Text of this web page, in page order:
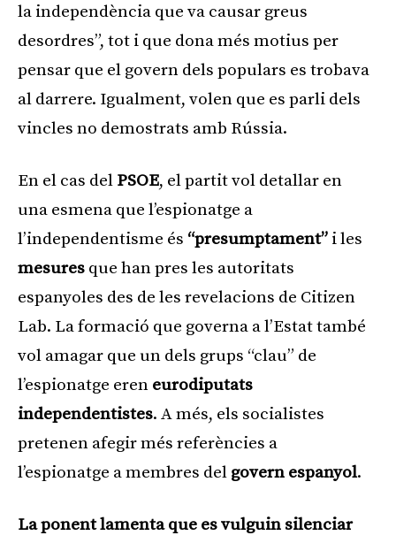
la independència que va causar greus
desordres”, tot i que dona més motius per
pensar que el govern dels populars es trobava
al darrere. Igualment, volen que es parli dels
vincles no demostrats amb Rússia.
En el cas del PSOE, el partit vol detallar en
una esmena que l’espionatge a
l’independentisme és “presumptament” i les
mesures que han pres les autoritats
espanyoles des de les revelacions de Citizen
Lab. La formació que governa a l’Estat també
vol amagar que un dels grups “clau” de
l’espionatge eren eurodiputats
independentistes. A més, els socialistes
pretenen afegir més referències a
l’espionatge a membres del govern espanyol.
La ponent lamenta que es vulguin silenciar